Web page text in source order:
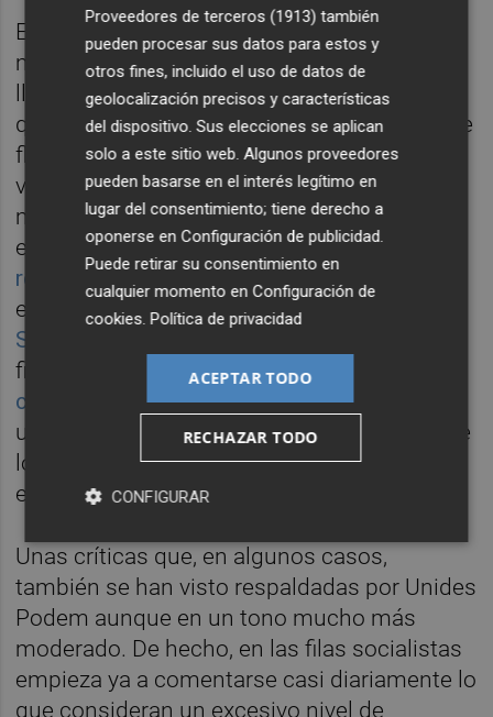
Es sólo la última de una serie de
manifestaciones públicas que Compromís
lleva protagonizando en estas semanas y
que, en su mayoría, van dirigidas a la línea de
flotación del PSOE. Desde el regreso del
verano, la coalición valencianista se ha
mostrado muy crítica pese a encontrarnos
en los primeros pasos de la legislatura: la
reivindicación de los ingresos adeudados
el Gobierno de España;las críticas a
Sánchez
financiación o
los ataques directos al
candidato socialistapor no haber llegado a
un pacto con Podemos, han sido algunos de
los motivos que han dado lugar a
escaramuzas entre los socios del Botànic.
Unas críticas que, en algunos casos,
también se han visto respaldadas por Unides
Podem aunque en un tono mucho más
moderado. De hecho, en las filas socialistas
empieza ya a comentarse casi diariamente lo
que consideran un excesivo nivel de
Proveedores de terceros (1913) también
pueden procesar sus datos para estos y
otros fines, incluido el uso de datos de
geolocalización precisos y características
del dispositivo. Sus elecciones se aplican
solo a este sitio web. Algunos proveedores
pueden basarse en el interés legítimo en
lugar del consentimiento; tiene derecho a
oponerse enConfiguración de publicidad
Puede retirar su consentimiento en
cualquier momento enConfiguración de
cookies .Política de privacidad
ACEPTAR TODO
RECHAZAR TODO
CONFIGURAR